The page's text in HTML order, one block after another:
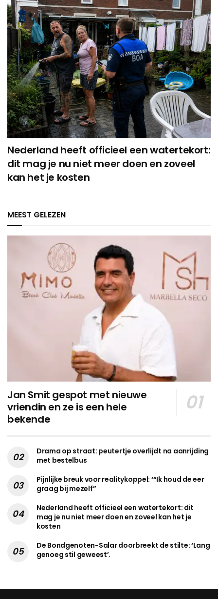
Nederland heeft officieel een watertekort:
dit mag je nu niet meer doen en zoveel
kan het je kosten
MEEST GELEZEN
Jan Smit gespot met nieuwe
vriendin en ze is een hele
bekende
Drama op straat: peutertje overlijdt na aanrijding
met bestelbus
Pijnlijke breuk voor realitykoppel: ‘“Ik houd de eer
graag bij mezelf”
Nederland heeft officieel een watertekort: dit
mag je nu niet meer doen en zoveel kan het je
kosten
De Bondgenoten-Salar doorbreekt de stilte: ‘Lang
genoeg stil geweest’.